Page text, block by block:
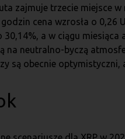
zajmuje trzecie miejsce
cena wzrosła o 0,26
a w ciągu miesiąca
neutralno-byczą
są obecnie